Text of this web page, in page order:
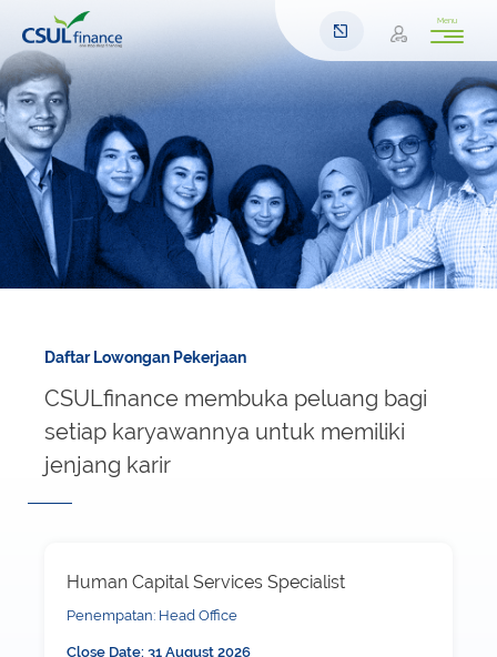
Menu
Daftar Lowongan Pekerjaan
CSULfinance membuka peluang bagi
setiap karyawannya untuk memiliki
jenjang karir
Human Capital Services Specialist
Penempatan: Head Office
Close Date: 31 August 2026